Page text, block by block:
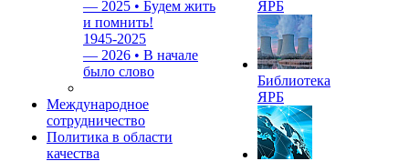
— 2025 • Будем жить
и помнить!
1945-2025
— 2026 • В начале
было слово
Международное
сотрудничество
Политика в области
качества
ЯРБ
Библиотека
ЯРБ